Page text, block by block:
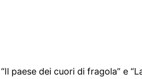
paese dei cuori di fragola” e